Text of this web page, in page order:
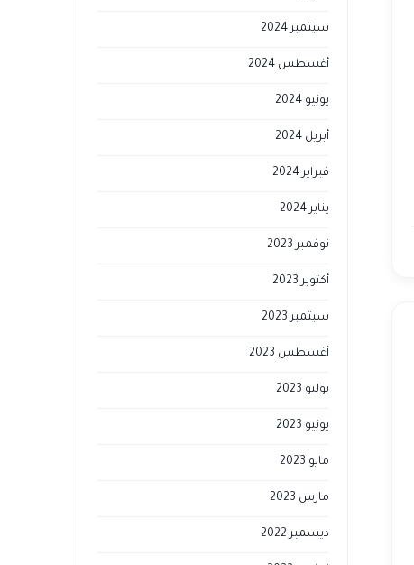
سبتمبر 2024
أغسطس 2024
يونيو 2024
أبريل 2024
فبراير 2024
يناير 2024
نوفمبر 2023
أكتوبر 2023
سبتمبر 2023
أغسطس 2023
يوليو 2023
يونيو 2023
مايو 2023
مارس 2023
ديسمبر 2022